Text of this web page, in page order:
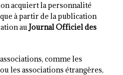
acquiert la personnalité
à partir de la publication
auJournal Officiel des
comme les
les associations étrangères,